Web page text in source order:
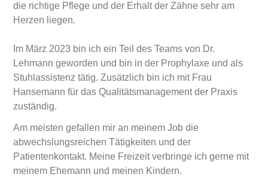
die richtige Pflege und der Erhalt der Zähne sehr am
Herzen liegen.
Im März 2023 bin ich ein Teil des Teams von Dr.
Lehmann geworden und bin in der Prophylaxe und als
Stuhlassistenz tätig. Zusätzlich bin ich mit Frau
Hansemann für das Qualitätsmanagement der Praxis
zuständig.
Am meisten gefallen mir an meinem Job die
abwechslungsreichen Tätigkeiten und der
Patientenkontakt. Meine Freizeit verbringe ich gerne mit
meinem Ehemann und meinen Kindern.